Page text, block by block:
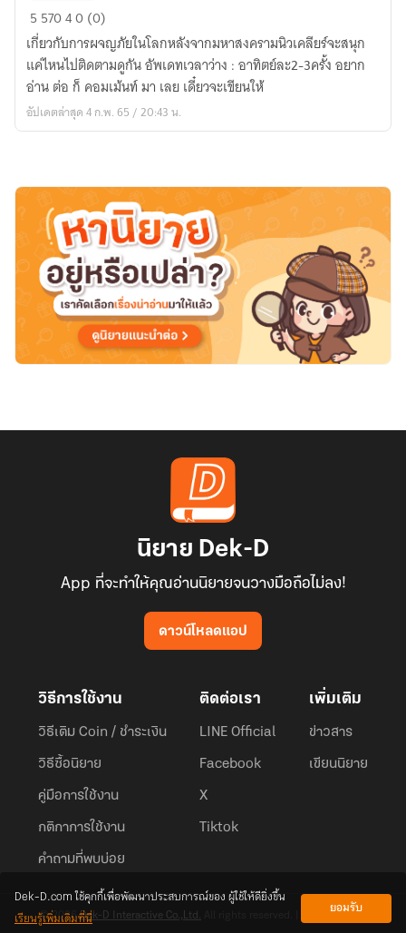
Day
R
วัน
มหา
วินาศ
หลัง
5 57040 (0)
เกี่ยวกับการผจญภัยในโลกหลังจากมหาสงครามนิวเคลียร์จะสนุก
แค่ไหนไปติดตามดูกัน อัพเดทเวลาว่าง : อาทิตย์ละ2-3ครั้ง อยาก
อ่าน ต่อ ก็ คอมเม้นท์ มา เลย เดี๋ยวจะเขียนให้
อัปเดตล่าสุด 4 ก.พ. 65 / 20:43 น.
นิยาย Dek-D
App ที่จะทำให้คุณอ่านนิยายจนวางมือถือไม่ลง!
ดาวน์โหลดแอป
วิธีการใช้งาน
วิธีเติม Coin / ชำระเงิน
วิธีซื้อนิยาย
คู่มือการใช้งาน
กติกาการใช้งาน
คำถามที่พบบ่อย
ติดต่อเรา
LINE Official
Facebook
X
Tiktok
เพิ่มเติม
ข่าวสาร
เขียนนิยาย
© 2026Dek-D Interactive Co.,Ltd.
Dek-D.com ใช้คุกกี้เพื่อพัฒนาประสบการณ์ของ ผู้ใช้ให้ดียิ่งขึ้น
เรียนรู้เพิ่มเติมที่นี่
ยอมรับ